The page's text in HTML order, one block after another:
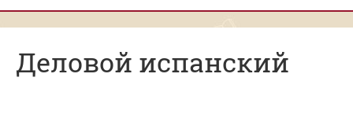
Деловой испанский